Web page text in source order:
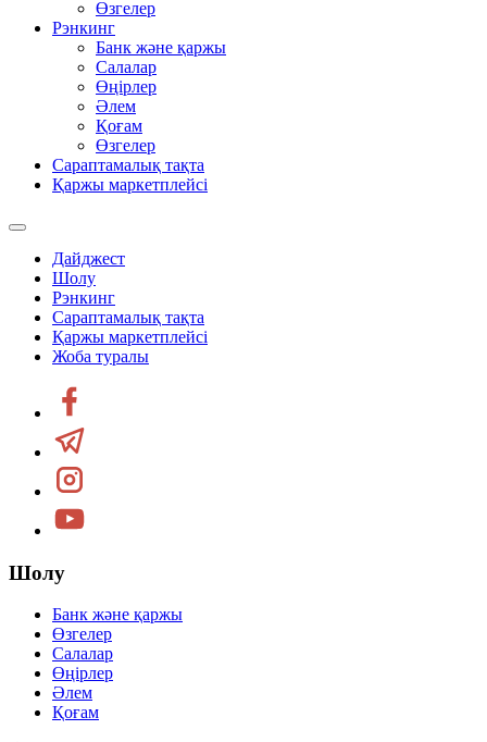
Өзгелер
Рэнкинг
Банк және қаржы
Салалар
Өңірлер
Әлем
Қоғам
Өзгелер
Сараптамалық тақта
Қаржы маркетплейсі
Дайджест
Шолу
Рэнкинг
Сараптамалық тақта
Қаржы маркетплейсі
Жоба туралы
Шолу
Банк және қаржы
Өзгелер
Салалар
Өңірлер
Әлем
Қоғам